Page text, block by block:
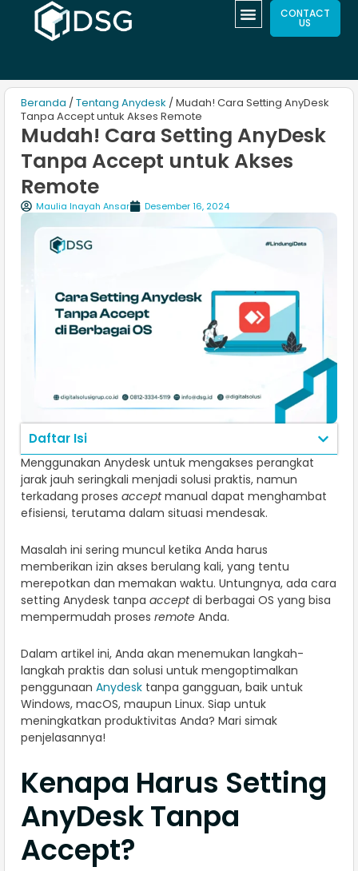
CONTACT
US
Beranda / Tentang Anydesk / Mudah! Cara Setting AnyDesk
Tanpa Accept untuk Akses Remote
Mudah! Cara Setting AnyDesk
Tanpa Accept untuk Akses
Remote
Maulia Inayah Ansar Desember 16, 2024
Daftar Isi
Menggunakan Anydesk untuk mengakses perangkat
jarak jauh seringkali menjadi solusi praktis, namun
terkadang proses acceptmanual dapat menghambat
efisiensi, terutama dalam situasi mendesak.
Masalah ini sering muncul ketika Anda harus
memberikan izin akses berulang kali, yang tentu
merepotkan dan memakan waktu. Untungnya, ada cara
setting Anydesk tanpa acceptdi berbagai OS yang bisa
mempermudah proses remote Anda.
Dalam artikel ini, Anda akan menemukan langkah-
langkah praktis dan solusi untuk mengoptimalkan
penggunaan Anydesk tanpa gangguan, baik untuk
Windows, macOS, maupun Linux. Siap untuk
meningkatkan produktivitas Anda? Mari simak
penjelasannya!
Kenapa Harus Setting
AnyDesk Tanpa
Accept?